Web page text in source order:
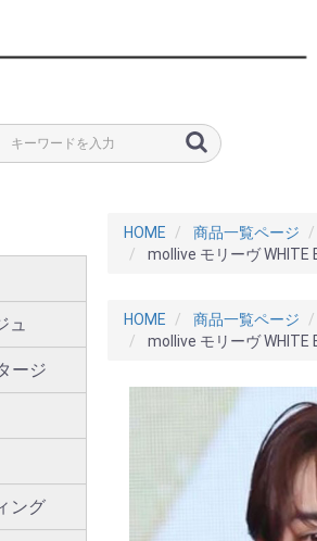
ュ
ージ
ング
HOME 商品一覧ページ
mollive モリーヴ WHITE
HOME 商品一覧ページ
mollive モリーヴ WHITE